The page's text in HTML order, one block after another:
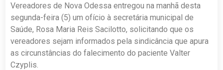
Vereadores de Nova Odessa entregou na manhã desta
segunda-feira (5) um ofício à secretária municipal de
Saúde, Rosa Maria Reis Sacilotto, solicitando que os
vereadores sejam informados pela sindicância que apura
as circunstâncias do falecimento do paciente Valter
Czyplis.